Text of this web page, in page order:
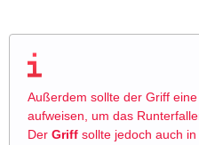
Außerdem sollte der Griff
aufweisen, um das
Der Griff sollte jedoch auch